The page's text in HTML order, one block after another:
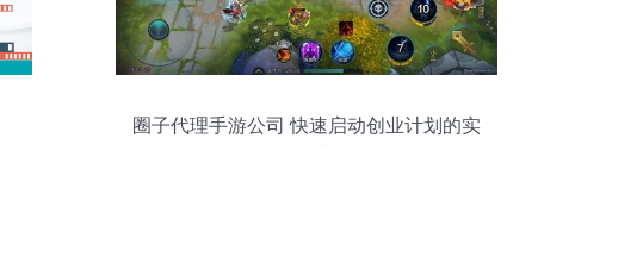
圈子代理手游公司 快速启动创业计划的实